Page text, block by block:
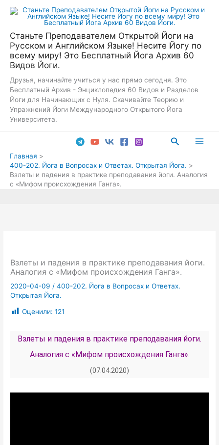
Перейти
Станьте Преподавателем Открытой Йоги на
Русском и Английском Языке! Несите Йогу по
всему миру! Это Бесплатный Йога Архив 60
Видов Йоги.
Друзья, начинайте учиться у нас прямо сегодня. Это
Бесплатный Архив - Энциклопедия 60 Видов и Разделов
Йоги для Начинающих с Нуля. Скачивайте Теорию и
Упражнений Йоги Международного Открытого Йога
Университета.
Поиск
Главная
400-202. Йога в Вопросах и Ответах. Открытая Йога.
Взлеты и падения в практике преподавания йоги. Аналогия
с «Мифом происхождения Ганга».
Взлеты и падения в практике преподавания йоги.
Аналогия с «Мифом происхождения Ганга».
2020-04-09 /400-202. Йога в Вопросах и Ответах.
Открытая Йога.
Оценили: 121
Взлеты и падения в практике преподавания йоги.
Аналогия с «Мифом происхождения Ганга».
(07.04.2020)